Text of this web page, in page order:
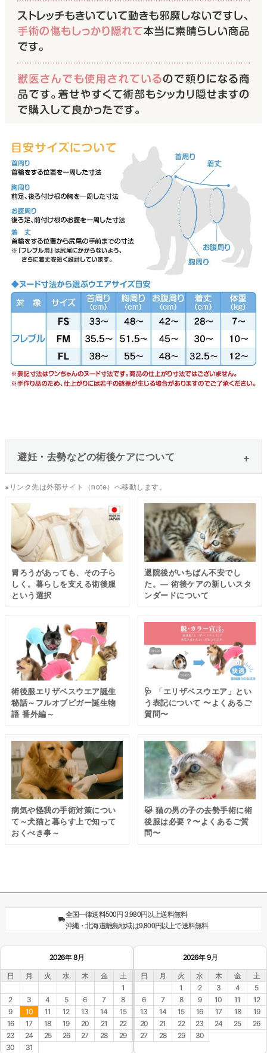
避妊・去勢などの術後ケアについて
「退院後の時間」
の存在が、心強い支えになります。
術後ケアについてのnote記事一覧 →
※リンク先は外部サイト（note）へ移動します。
胃ろうがあっても、その子ら
しく。暮らしを支える術後服
という選択
退院後がいちばん不安でし
た。― 術後ケアの新しいスタ
ンダードについて
術後服エリザベスウエア誕生
秘話～フルオブビガー誕生物
語 番外編～
🩺 「エリザベスウエア」とい
う表記について 〜よくあるご
質問〜
病気や怪我の手術対策につい
て～犬猫と暮らす上で知って
おくべき事～
🐱 猫の男の子の去勢手術に術
後服は必要？〜よくあるご質
問〜
全国一律送料500円 3,980円以上送料無料
沖縄・北海道離島地域は9,800円以上で送料無料
2026年 8月
日 月 火 水 木 金
土
1
2
3 4 5 6 7
8
9
10 11 12 13 14
15
16
17 18 19 20 21
22
23
24 25 26 27 28
29
30
31
2026年 9月
日 月 火 水 木 金
土
1
2 3 4
5
6
7 8 9 10 11
12
13
14 15 16 17 18
19
20
21 22 23 24 25
26
27
28 29 30